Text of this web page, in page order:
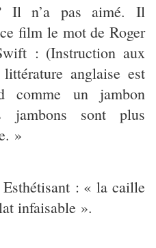
Il n’a pas aimé. Il
film le mot de Roger
: (Instruction aux
anglaise est
comme un jambon
jambons sont plus
»
Esthétisant : « la caille
infaisable ».